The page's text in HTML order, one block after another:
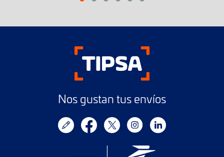
Nos gustan tus envíos